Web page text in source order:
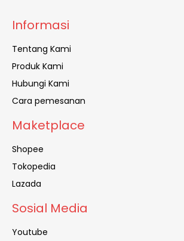
Informasi
Tentang Kami
Produk Kami
Hubungi Kami
Cara pemesanan
Maketplace
Shopee
Tokopedia
Lazada
Sosial Media
Youtube